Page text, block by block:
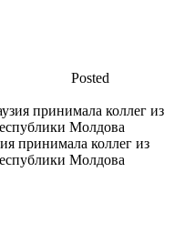
Posted
принимала коллег из
Молдова